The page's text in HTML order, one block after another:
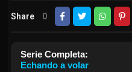
Share 0
Serie Completa:
Echando a volar